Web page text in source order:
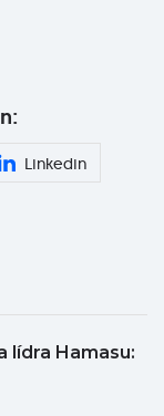
Linkedin
lídra Hamasu: